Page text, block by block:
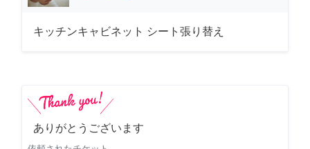
キッチンキャビネット シート張り替え
ありがとうございます